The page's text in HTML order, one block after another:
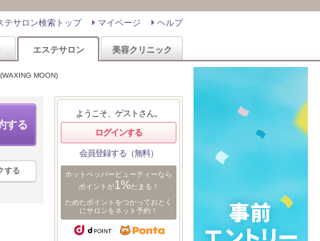
ヘルプ
マイページ
テサロン検索トップ
エステサロン 美容クリニック
MOON)
する
する
ようこそ、ゲストさん。
ログインする
会員登録する（無料）
ホットペッパービューティーなら
ポイントが1%たまる！
ためたポイントをつかっておとく
にサロンをネット予約！